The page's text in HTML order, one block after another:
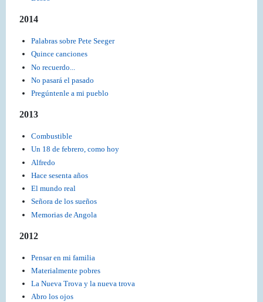
2014
Palabras sobre Pete Seeger
Quince canciones
No recuerdo...
No pasará el pasado
Pregúntenle a mi pueblo
2013
Combustible
Un 18 de febrero, como hoy
Alfredo
Hace sesenta años
El mundo real
Señora de los sueños
Memorias de Angola
2012
Pensar en mi familia
Materialmente pobres
La Nueva Trova y la nueva trova
Abro los ojos